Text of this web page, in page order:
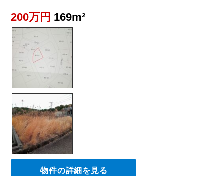
200万円 169m²
物件の詳細を見る